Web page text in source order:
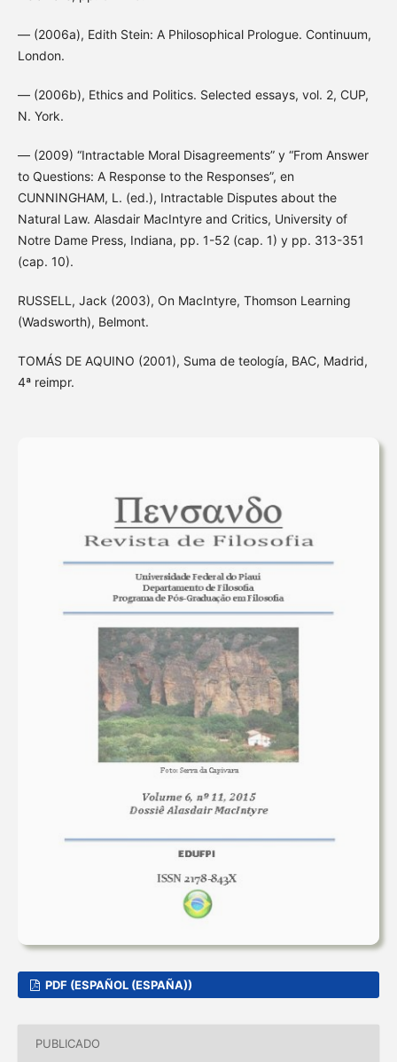
— (2006a), Edith Stein: A Philosophical Prologue. Continuum,
London.
— (2006b), Ethics and Politics. Selected essays, vol. 2, CUP,
N. York.
— (2009) “Intractable Moral Disagreements” y “From Answer
to Questions: A Response to the Responses”, en
CUNNINGHAM, L. (ed.), Intractable Disputes about the
Natural Law. Alasdair MacIntyre and Critics, University of
Notre Dame Press, Indiana, pp. 1-52 (cap. 1) y pp. 313-351
(cap. 10).
RUSSELL, Jack (2003), On MacIntyre, Thomson Learning
(Wadsworth), Belmont.
TOMÁS DE AQUINO (2001), Suma de teología, BAC, Madrid,
4ª reimpr.
PDF (ESPAÑOL (ESPAÑA))
PUBLICADO